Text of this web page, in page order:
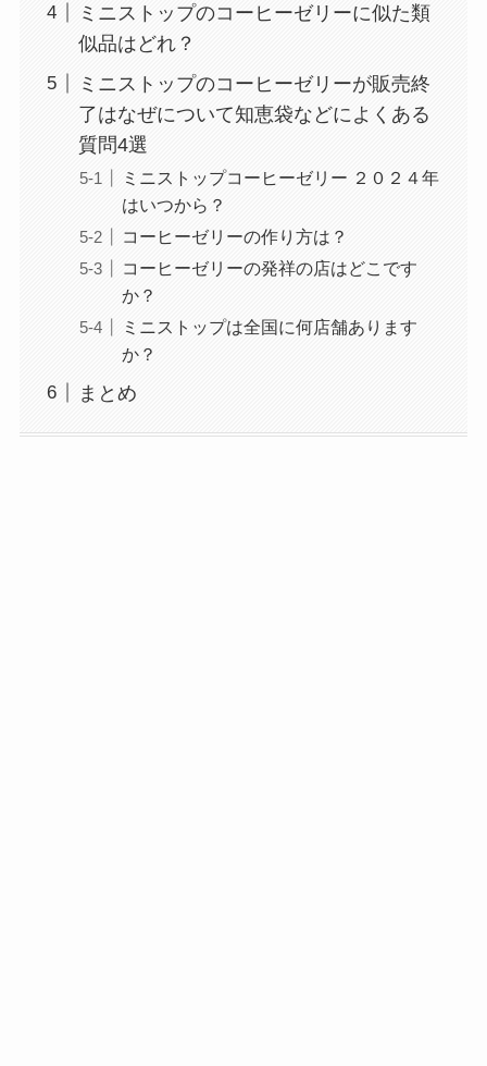
ミニストップのコーヒーゼリーに似た類
似品はどれ？
ミニストップのコーヒーゼリーが販売終
了はなぜについて知恵袋などによくある
質問4選
ミニストップコーヒーゼリー ２０２４年
はいつから？
コーヒーゼリーの作り方は？
コーヒーゼリーの発祥の店はどこです
か？
ミニストップは全国に何店舗あります
か？
まとめ